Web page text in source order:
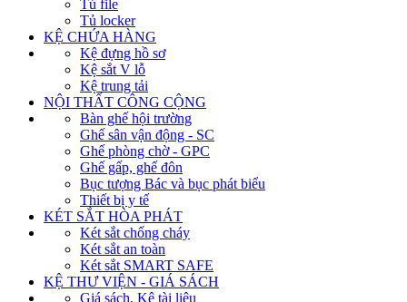
Tủ file
Tủ locker
KỆ CHỨA HÀNG
Kệ đựng hồ sơ
Kệ sắt V lỗ
Kệ trung tải
NỘI THẤT CÔNG CỘNG
Bàn ghế hội trường
Ghế sân vận động - SC
Ghế phòng chờ - GPC
Ghế gấp, ghế đôn
Bục tượng Bác và bục phát biểu
Thiết bị y tế
KÉT SẮT HÒA PHÁT
Két sắt chống cháy
Két sắt an toàn
Két sắt SMART SAFE
KỆ THƯ VIỆN - GIÁ SÁCH
Giá sách, Kệ tài liệu